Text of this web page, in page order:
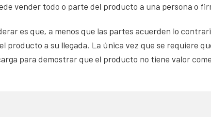
vender todo o parte del producto a una persona o
es que, a menos que las partes acuerden lo
producto a su llegada. La única vez que se requiere
para demostrar que el producto no tiene valor